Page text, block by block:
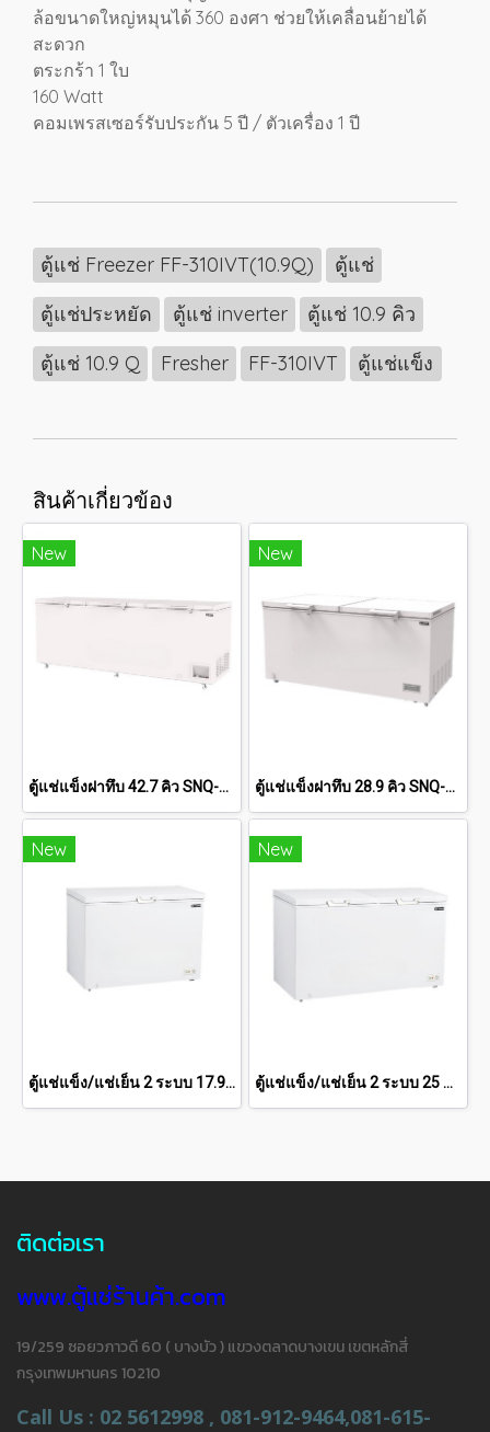
ล้อขนาดใหญ่หมุนได้ 360 องศา ช่วยให้เคลื่อนย้ายได้
สะดวก
ตระกร้า 1 ใบ
160 Watt
คอมเพรสเซอร์รับประกัน 5 ปี / ตัวเครื่อง 1 ปี
ตู้แช่ Freezer FF-310IVT(10.9Q)
ตู้แช่
ตู้แช่ประหยัด
ตู้แช่ inverter
ตู้แช่ 10.9 คิว
ตู้แช่ 10.9 Q
Fresher FF-310IVT ตู้แช่แข็ง
สินค้าเกี่ยวข้อง
New
ตู้แช่แข็งฝาทึบ 42.7 คิว SNQ-1305
New
ตู้แช่แข็งฝาทึบ 28.9 คิว SNQ-0805i
New
ตู้แช่แข็ง/แช่เย็น 2 ระบบ 17.9 คิว SCF-0615
New
ตู้แช่แข็ง/แช่เย็น 2 ระบบ 25 คิว SCF-0765
ติดต่อเรา
www.ตู้แช่ร้านค้า.com
19/259 ซอยวภาวดี 60 ( บางบัว ) แขวงตลาดบางเขน เขตหลักสี่
กรุงเทพมหานคร 10210
Call Us : 02 5612998 , 081-912-9464,081-615-